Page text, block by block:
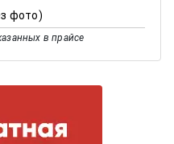
фото)
в прайсе